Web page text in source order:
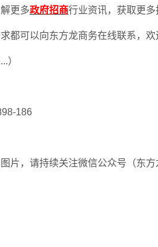
更多政府招商行业资讯，获取更
都可以向东方龙商务在线联系，
...）
186
，请持续关注微信公众号（东方